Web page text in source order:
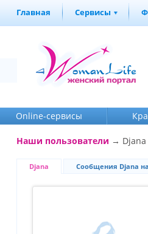
Главная Сервисы
Online-cервисы
Наши пользователи → Djana
Djana Сообщения Djana